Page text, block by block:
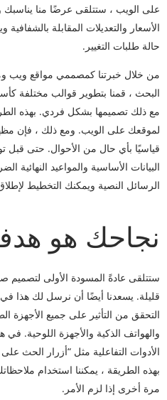
على الويب ، ستتلقى عرضًا منا
الأسعار والتعديلات المقابلة
حالة طلبات التغيير.
من خلال خبرتنا كمصممي مواقع
البحث ، قمنا بتطوير قوالب مختلفة
مع ذلك تصميمها بشكل فردي. بهذه
لموقعك على الويب. ومع ذلك ، فإن
قياسيًا بأي حال من الأحوال. حتى قبل
البيانات الأساسية والمواعيد النهائية
الرسائل النصية ويمكنك التخطيط
نجاحك هو
ستتلقى عادةً المسودة الأولى لتصميم
قليلة. يسعدنا أيضًا أن نرسل لك
التحقق من التأثير على جميع الأجهزة
والهواتف الذكية والأجهزة اللوحية. في
الأدوات التفاعلية مثل “أزرار الحث
بهذه الطريقة ، يمكننا استخدام
مرة أخرى إذا لزم الأمر.